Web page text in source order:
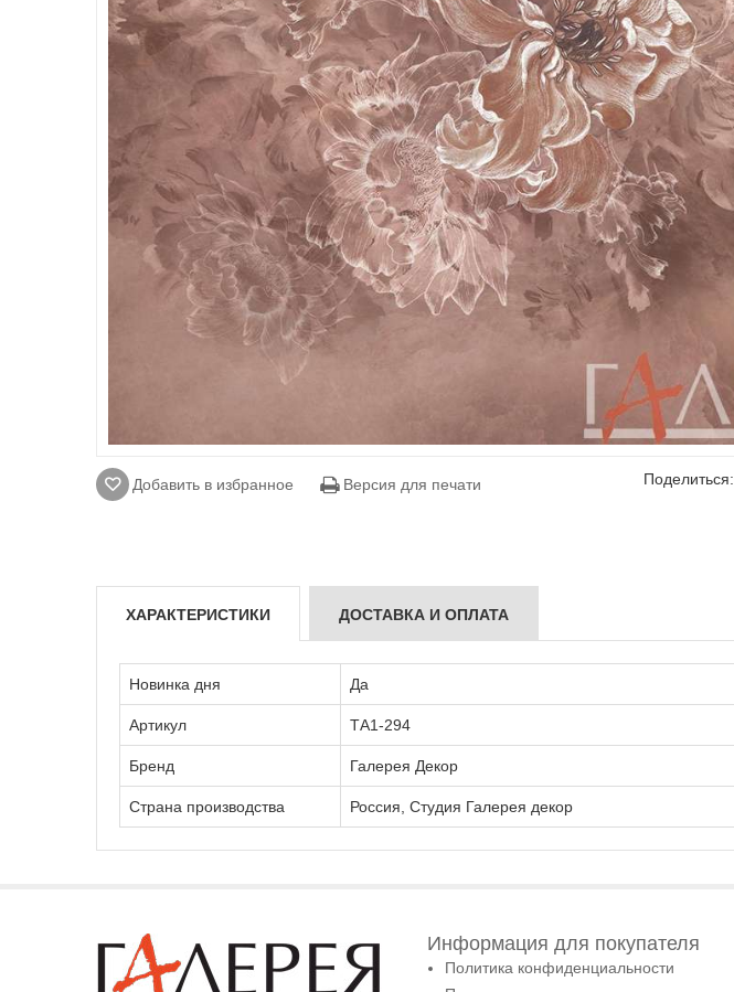
Добавить в избранное Версия для печати Поделиться:
ХАРАКТЕРИСТИКИ ДОСТАВКА И ОПЛАТА
Новинка дня Да
Артикул ТА1-294
Бренд Галерея Декор
Страна производства Россия, Студия Галерея декор
Информация для покупателя
Политика конфиденциальности